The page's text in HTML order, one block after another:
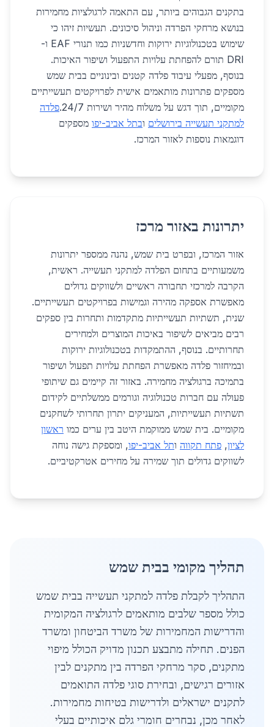
בתקנים הגבוהים ביותר, עם התאמה לרגולציות מחמירות
בנושא מרחקי הפרדה וניהול סיכונים. תעשיות זיהו כי
שימוש בטכנולוגיות ירוקות וחדשניות כמו תנורי EAF ו-
DRI תורם להפחתת עלויות התפעול ושיפור האיכות.
בנוסף, מפעלי עיבוד פלדה קטנים ובינוניים בבית שמש
מספקים פתרונות מותאמים אישית לפרויקטים תעשייתיים
מקומיים, תוך דגש על משלוח מהיר ושירות 24/7.
פלדה
למתקני תעשייה בירושלים ובתל אביב-יפו מספקים
דוגמאות נוספות לאזור המרכז.
יתרונות באזור מרכז
אזור המרכז, ובפרט בית שמש, נהנה ממספר יתרונות
משמעותיים בתחום הפלדה למתקני תעשייה. ראשית,
הקרבה למרכזי תחבורה ראשיים ולשווקים גדולים
מאפשרת אספקה מהירה וגמישות בפרויקטים תעשייתיים.
שנית, תשתיות תעשייתיות מתקדמות ותחרות בין ספקים
רבים מביאים לשיפור באיכות המוצרים ולמחירים
תחרותיים. בנוסף, ההתמקדות בטכנולוגיות ירוקות
ובמיחזור פלדה מאפשרת הפחתת עלויות תפעול ושיפור
בתמיכה ברגולציה מחמירה. באזור זה קיימים גם שיתופי
פעולה עם חברות טכנולוגיה וגורמים ממשלתיים לקידום
תשתיות תעשייתיות, המעניקים יתרון תחרותי לשחקנים
מקומיים. בית שמש ממוקמת היטב בין ערים כמו ראשון
לציון, פתח תקווה ותל אביב-יפו, ומספקת גישה נוחה
לשווקים גדולים תוך שמירה על מחירים אטרקטיביים.
תהליך מקומי בבית שמש
התהליך לקבלת פלדה למתקני תעשייה בבית שמש
כולל מספר שלבים מותאמים לרגולציה המקומית
והדרישות המחמירות של משרד הביטחון ומשרד
הפנים. תחילה מתבצע תכנון מדויק הכולל מיפוי
מתקנים, סקר מרחקי הפרדה בין מתקנים לבין
אזורים רגישים, ובחירת סוגי פלדה התואמים
לתקנים ישראלים ולדרישות בטיחות מחמירות.
לאחר מכן, נבחרים חומרי גלם איכותיים בעלי